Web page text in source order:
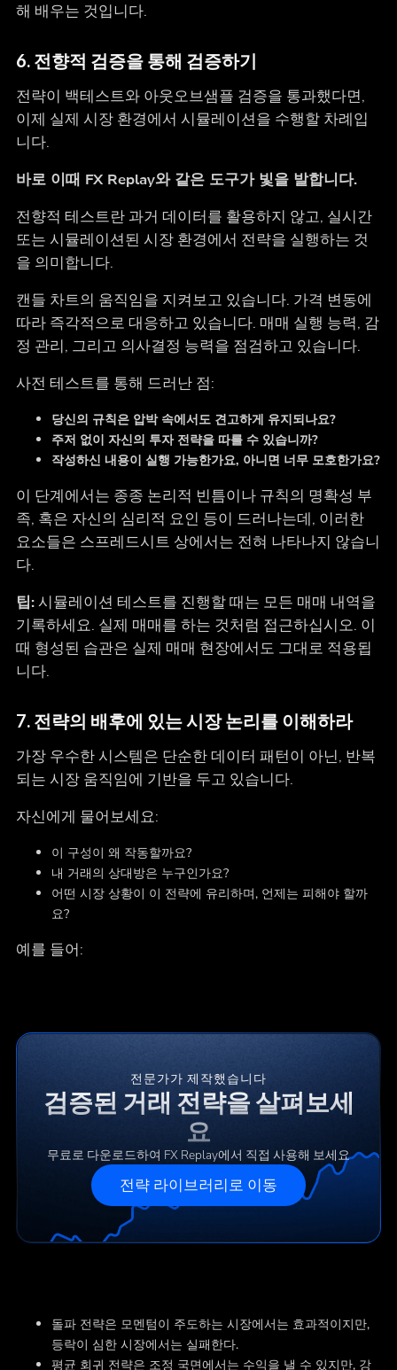
해 배우는 것입니다.
6. 전향적 검증을 통해 검증하기
전략이 백테스트와 아웃오브샘플 검증을 통과했다면,
이제 실제 시장 환경에서 시뮬레이션을 수행할 차례입
니다.
바로 이때 FX Replay와 같은 도구가 빛을 발합니다.
전향적 테스트란 과거 데이터를 활용하지 않고, 실시간
또는 시뮬레이션된 시장 환경에서 전략을 실행하는 것
을 의미합니다.
캔들 차트의 움직임을 지켜보고 있습니다. 가격 변동에
따라 즉각적으로 대응하고 있습니다. 매매 실행 능력, 감
정 관리, 그리고 의사결정 능력을 점검하고 있습니다.
사전 테스트를 통해 드러난 점:
당신의 규칙은 압박 속에서도 견고하게 유지되나요?
주저 없이 자신의 투자 전략을 따를 수 있습니까?
작성하신 내용이 실행 가능한가요, 아니면 너무 모호한가요?
이 단계에서는 종종 논리적 빈틈이나 규칙의 명확성 부
족, 혹은 자신의 심리적 요인 등이 드러나는데, 이러한
요소들은 스프레드시트 상에서는 전혀 나타나지 않습니
다.
팁:시뮬레이션 테스트를 진행할 때는 모든 매매 내역을
기록하세요. 실제 매매를 하는 것처럼 접근하십시오. 이
때 형성된 습관은 실제 매매 현장에서도 그대로 적용됩
니다.
7. 전략의 배후에 있는 시장 논리를 이해하라
가장 우수한 시스템은 단순한 데이터 패턴이 아닌, 반복
되는 시장 움직임에 기반을 두고 있습니다.
자신에게 물어보세요:
이 구성이 왜 작동할까요?
내 거래의 상대방은 누구인가요?
어떤 시장 상황이 이 전략에 유리하며, 언제는 피해야 할까
요?
예를 들어:
전문가가 제작했습니다
검증된 거래 전략을 살펴보세
요
무료로 다운로드하여 FX Replay에서 직접 사용해 보세요
전략 라이브러리로 이동
돌파 전략은 모멘텀이 주도하는 시장에서는 효과적이지만,
등락이 심한 시장에서는 실패한다.
평균 회귀 전략은 조정 국면에서는 수익을 낼 수 있지만, 강